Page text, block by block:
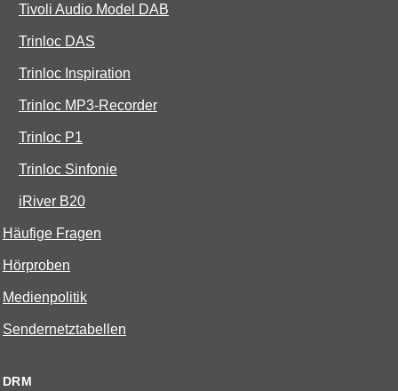
Tivoli Audio Model DAB
Trinloc DAS
Trinloc Inspiration
Trinloc MP3-Recorder
Trinloc P1
Trinloc Sinfonie
iRiver B20
Häufige Fragen
Hörproben
Medienpolitik
Sendernetztabellen
DRM